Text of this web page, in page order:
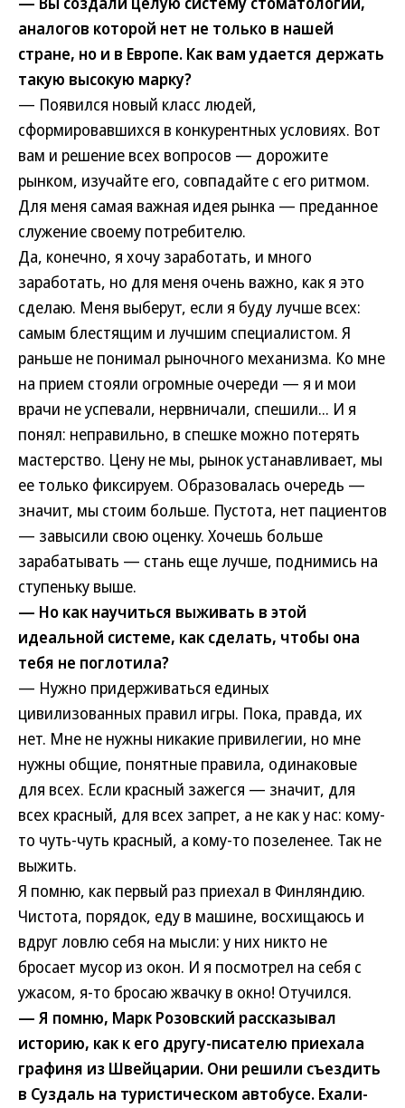
аналогов которой нет не только в нашей
стране, но и в Европе. Как вам удается держать
такую высокую марку?
— Появился новый класс людей,
сформировавшихся в конкурентных условиях. Вот
вам и решение всех вопросов — дорожите
рынком, изучайте его, совпадайте с его ритмом.
Для меня самая важная идея рынка — преданное
служение своему потребителю.
Да, конечно, я хочу заработать, и много
заработать, но для меня очень важно, как я это
сделаю. Меня выберут, если я буду лучше всех:
самым блестящим и лучшим специалистом. Я
раньше не понимал рыночного механизма. Ко мне
на прием стояли огромные очереди — я и мои
врачи не успевали, нервничали, спешили... И я
понял: неправильно, в спешке можно потерять
мастерство. Цену не мы, рынок устанавливает, мы
ее только фиксируем. Образовалась очередь —
значит, мы стоим больше. Пустота, нет пациентов
— завысили свою оценку. Хочешь больше
зарабатывать — стань еще лучше, поднимись на
ступеньку выше.
— Но как научиться выживать в этой
идеальной системе, как сделать, чтобы она
тебя не поглотила?
— Нужно придерживаться единых
цивилизованных правил игры. Пока, правда, их
нет. Мне не нужны никакие привилегии, но мне
нужны общие, понятные правила, одинаковые
для всех. Если красный зажегся — значит, для
всех красный, для всех запрет, а не как у нас: кому-
то чуть-чуть красный, а кому-то позеленее. Так не
выжить.
Я помню, как первый раз приехал в Финляндию.
Чистота, порядок, еду в машине, восхищаюсь и
вдруг ловлю себя на мысли: у них никто не
бросает мусор из окон. И я посмотрел на себя с
ужасом, я-то бросаю жвачку в окно! Отучился.
— Я помню, Марк Розовский рассказывал
историю, как к его другу-писателю приехала
графиня из Швейцарии. Они решили съездить
в Суздаль на туристическом автобусе. Ехали-